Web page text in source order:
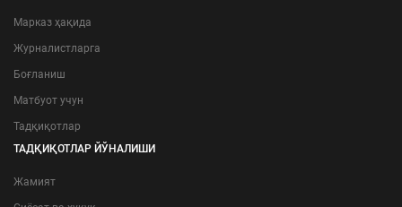
Марказ ҳақида
Журналистларга
Боғланиш
Матбуот учун
Тадқиқотлар
ТАДҚИҚОТЛАР ЙЎНАЛИШИ
Жамият